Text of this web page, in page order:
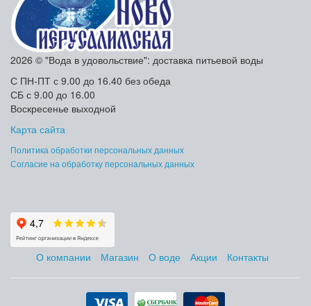
2026 © "Вода в удовольствие": доставка питьевой воды
С ПН-ПТ с 9.00 до 16.40 без обеда
СБ с 9.00 до 16.00
Воскресенье выходной
Карта сайта
Политика обработки персональных данных
Согласие на обработку персональных данных
О компании Магазин О воде Акции Контакты